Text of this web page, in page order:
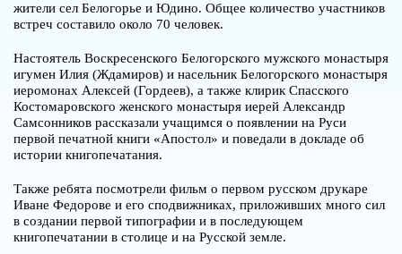
жители сел Белогорье и Юдино. Общее количество участников
встреч составило около 70 человек.
Настоятель Воскресенского Белогорского мужского монастыря
игумен Илия (Ждамиров) и насельник Белогорского монастыря
иеромонах Алексей (Гордеев), а также клирик Спасского
Костомаровского женского монастыря иерей Александр
Самсонников рассказали учащимся о появлении на Руси
первой печатной книги «Апостол» и поведали в докладе об
истории книгопечатания.
Также ребята посмотрели фильм о первом русском друкаре
Иване Федорове и его сподвижниках, приложивших много сил
в создании первой типографии и в последующем
книгопечатании в столице и на Русской земле.